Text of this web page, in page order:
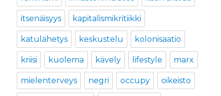
itsenäisyys kapitalismikritiikki
katulähetys keskustelu kolonisaatio
kriisi kuolema kävely lifestyle marx
mielenterveys negri occupy oikeisto